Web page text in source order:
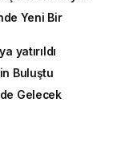
Yeni Bir
yatırıldı
Buluştu
Gelecek